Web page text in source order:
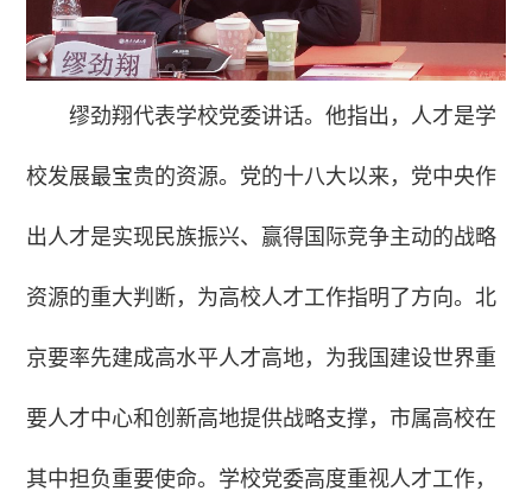
缪劲翔代表学校党委讲话。他指出，人才是学
校发展最宝贵的资源。党的十八大以来，党中央作
出人才是实现民族振兴、赢得国际竞争主动的战略
资源的重大判断，为高校人才工作指明了方向。北
京要率先建成高水平人才高地，为我国建设世界重
要人才中心和创新高地提供战略支撑，市属高校在
其中担负重要使命。学校党委高度重视人才工作，